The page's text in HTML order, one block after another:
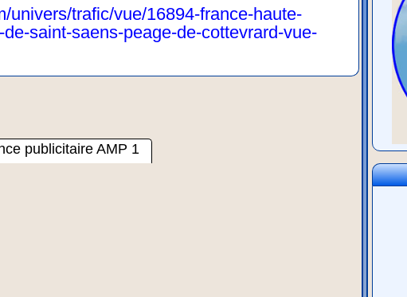
univers/trafic/vue/16894-france-haute-
saint-saens-peage-de-cottevrard-vue-
publicitaire AMP 1